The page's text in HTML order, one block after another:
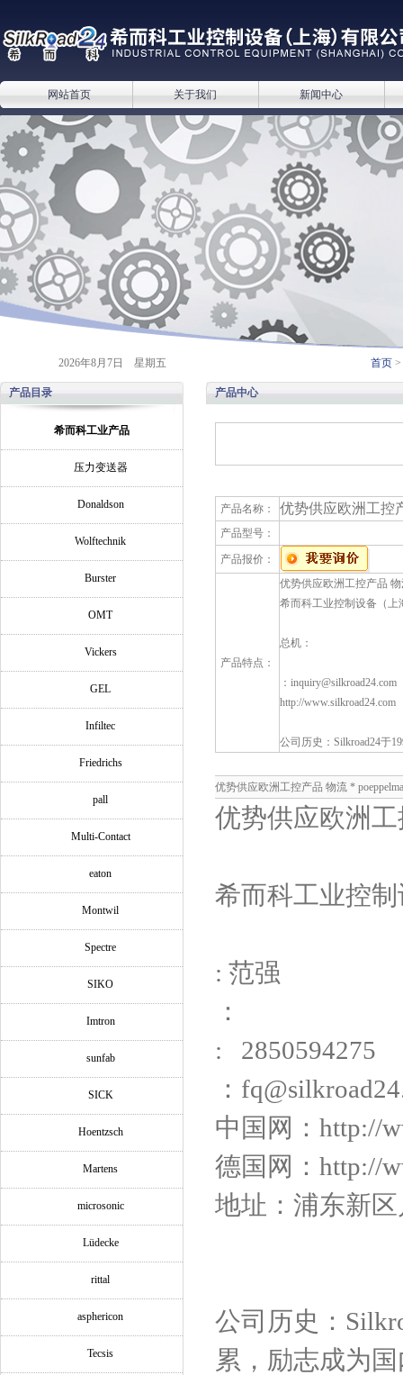
网站首页 关于我们 新闻中心
2026年8月7日 星期五 首页 >
产品目录
希而科工业产品
压力变送器
Donaldson
Wolftechnik
Burster
OMT
Vickers
GEL
Infiltec
Friedrichs
pall
Multi-Contact
eaton
Montwil
Spectre
SIKO
Imtron
sunfab
SICK
Hoentzsch
Martens
microsonic
Lüdecke
rittal
asphericon
Tecsis
产品中心
产品名称： 优势供应欧洲工控
产品型号：
产品报价：
产品特点：
优势供应欧洲工控产品 物
希而科工业控制设备（上
总机：
：inquiry@silkroad24.com
http://www.silkroad24.com
公司历史：Silkroad24于
优势供应欧洲工控产品 物流 *
优势供应欧洲
希而科工业控
: 范强
：
: 2850594275
：
中国网：http://
德国网：http://
地址：浦东新
公司历史：
累，励志成为